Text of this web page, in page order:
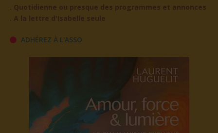
ADHÉREZ À L'ASSO